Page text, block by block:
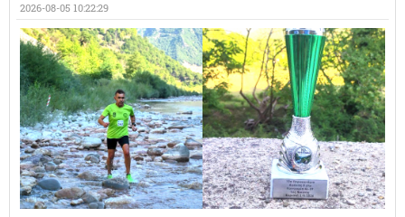
2026-08-05 10:22:29